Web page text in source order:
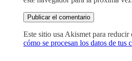
Este sitio usa Akismet para reducir
cómo se procesan los datos de tus